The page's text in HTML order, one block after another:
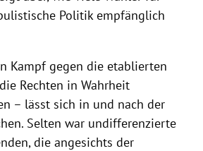
Politik empfänglich
Kampf gegen die etablierten
Rechten in Wahrheit
– lässt sich in und nach der
Selten war undifferenzierte
die angesichts der